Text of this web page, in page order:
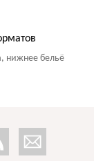
нижнее бельё